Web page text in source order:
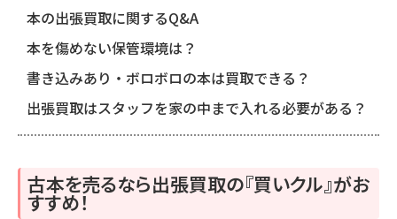
本の出張買取に関するQ&A
本を傷めない保管環境は？
書き込みあり・ボロボロの本は買取できる？
出張買取はスタッフを家の中まで入れる必要がある？
古本を売るなら出張買取の『買いクル』がお
すすめ！